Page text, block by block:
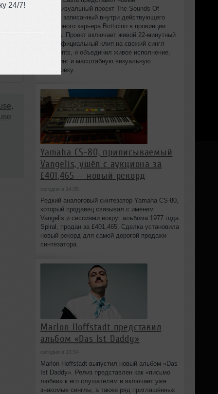
24/7!
,
аудиовизуальный проект The Sounds Of
Marble, записанный внутри действующего
мраморного карьера Botticino в провинции
Brescia. Проект включает живой 22‑минутный
сет и официальный клип на свежий сингл
Fragments, и объединил живое исполнение,
диджеинг и масштабную визуальную
постановку.
Yamaha CS-80, приписываемый
Vangelis, ушёл с аукциона за
£401,465 — новый рекорд
сегодня в 14:35
Редкий аналоговый синтезатор Yamaha CS-80,
который продавец связывал с именем
Vangelis и сессиями вокруг альбома 1977 года
Spiral, продан за £401,465. Сделка установила
новый рекорд для самой дорогой продажи
синтезатора.
Marlon Hoffstadt представил
альбом «Das Ist Daddy»
сегодня в 13:34
Marlon Hoffstadt выпустил новый альбом «Das
Ist Daddy». Релиз представлен как «письмо
любви» к его слушателям и включает уже
знакомые синглы, а также ряд приглашённых